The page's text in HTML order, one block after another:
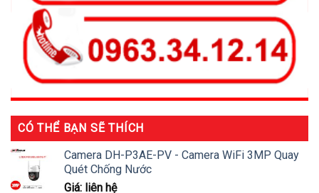
CÓ THỂ BẠN SẼ THÍCH
Camera DH-P3AE-PV - Camera WiFi 3MP Quay
Quét Chống Nước
Giá: liên hệ